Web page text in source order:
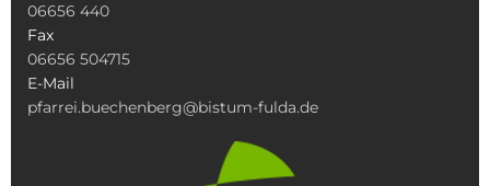
06656 440
Fax
06656 504715
E-Mail
pfarrei.buechenberg@bistum-fulda.de